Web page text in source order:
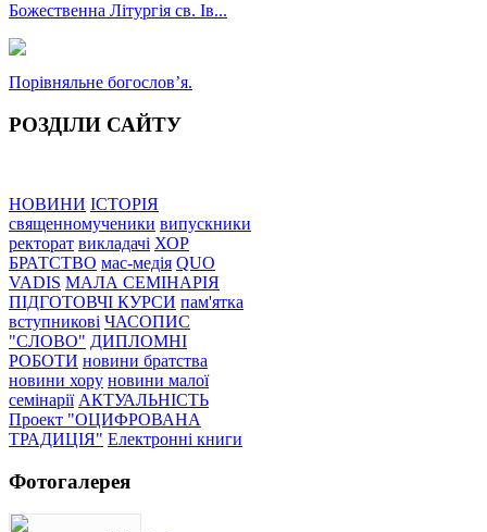
Божественна Літургія св. Ів...
Порівняльне богословʼя.
РОЗДІЛИ САЙТУ
НОВИНИ ІСТОРІЯ
священномученики випускники
ректорат викладачі ХОР
БРАТСТВО мас-медія QUO
VADIS МАЛА СЕМІНАРІЯ
ПІДГОТОВЧІ КУРСИ пам'ятка
вступникові ЧАСОПИС
"СЛОВО" ДИПЛОМНІ
РОБОТИ новини братства
новини хору новини малої
семінарії АКТУАЛЬНІСТЬ
Проект "ОЦИФРОВАНА
ТРАДИЦІЯ" Електронні книги
Фотогалерея